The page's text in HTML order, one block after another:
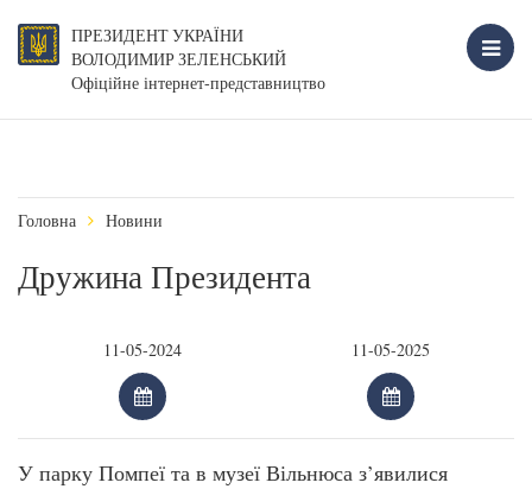
ПРЕЗИДЕНТ УКРАЇНИ
ВОЛОДИМИР ЗЕЛЕНСЬКИЙ
Офіційне інтернет-представництво
Головна Новини
Дружина Президента
У парку Помпеї та в музеї Вільнюса з’явилися